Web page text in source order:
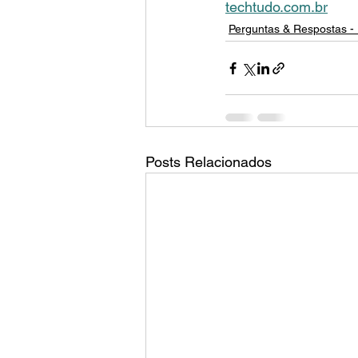
techtudo.com.br
Perguntas & Respostas -
Posts Relacionados